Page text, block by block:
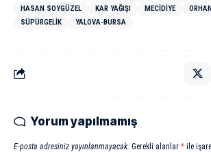
HASAN SOYGÜZEL
KAR YAĞIŞI MECIDIYE
SÜPÜRGELIK
YALOVA-BURSA
Yorum yapılmamış
E-posta adresiniz yayınlanmayacak. Gerekli alanlar * ile